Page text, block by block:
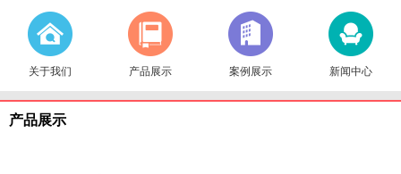
关于我们 产品展示 案例展示 新闻中心
产品展示